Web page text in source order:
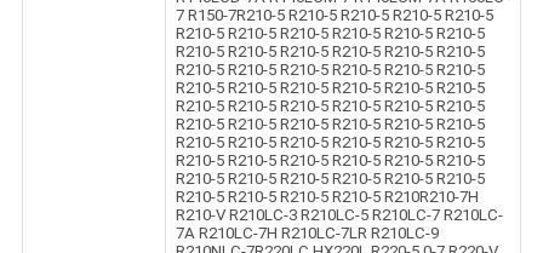
7 R150-7R210-5 R210-5 R210-5 R210-5 R210-5
R210-5 R210-5 R210-5 R210-5 R210-5 R210-5
R210-5 R210-5 R210-5 R210-5 R210-5 R210-5
R210-5 R210-5 R210-5 R210-5 R210-5 R210-5
R210-5 R210-5 R210-5 R210-5 R210-5 R210-5
R210-5 R210-5 R210-5 R210-5 R210-5 R210-5
R210-5 R210-5 R210-5 R210-5 R210-5 R210-5
R210-5 R210-5 R210-5 R210-5 R210-5 R210-5
R210-5 R210-5 R210-5 R210-5 R210-5 R210-5
R210-5 R210-5 R210-5 R210-5 R210-5 R210-5
R210-5 R210-5 R210-5 R210-5 R210R210-7H
R210-V R210LC-3 R210LC-5 R210LC-7 R210LC-
7A R210LC-7H R210LC-7LR R210LC-9